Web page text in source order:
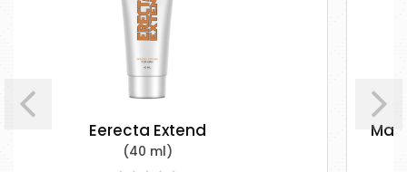
Male External Genital Care Spray